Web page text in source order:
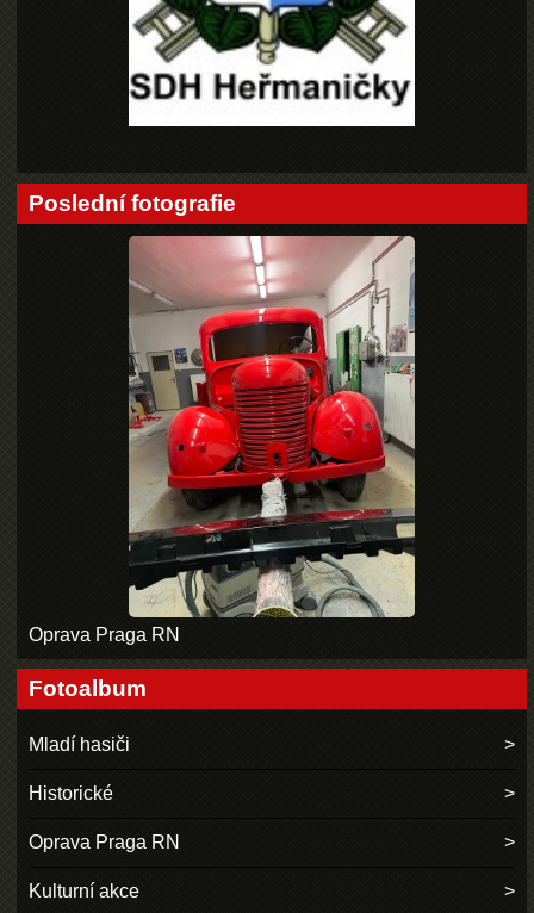
Poslední fotografie
Oprava Praga RN
Fotoalbum
Mladí hasiči
Historické
Oprava Praga RN
Kulturní akce